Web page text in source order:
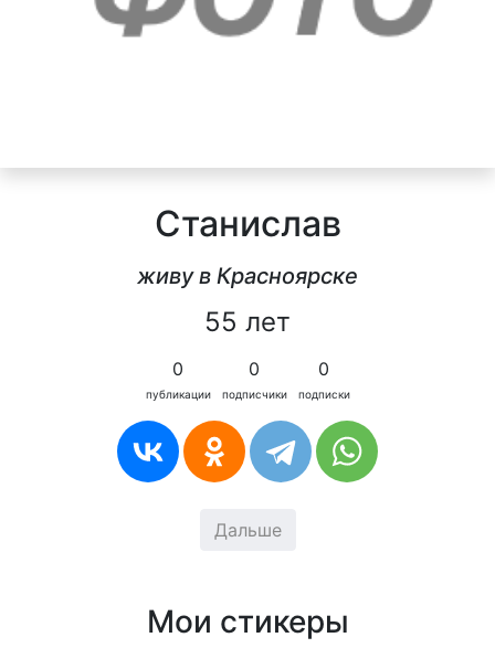
Cтанислав
живу в Красноярске
55 лет
0
публикации
0
подписчики
0
подписки
Дальше
Мои стикеры